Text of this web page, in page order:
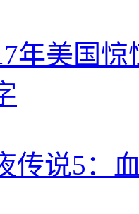
年美国
传说5：